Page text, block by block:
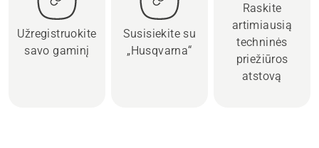
Užregistruokite
savo gaminį
Susisiekite su
„Husqvarna“
Raskite
artimiausią
techninės
priežiūros
atstovą